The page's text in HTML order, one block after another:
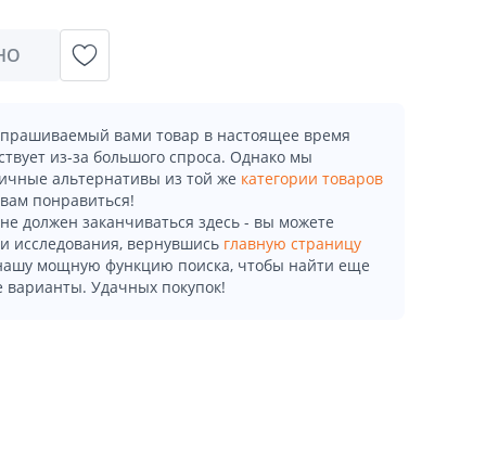
вами товар в настоящее время
из-за большого спроса. Однако мы
альтернативы из той же категории товаров
понравиться!
должен заканчиваться здесь - вы можете
исследования, вернувшись главную страницу
мощную функцию поиска, чтобы найти еще
варианты. Удачных покупок!